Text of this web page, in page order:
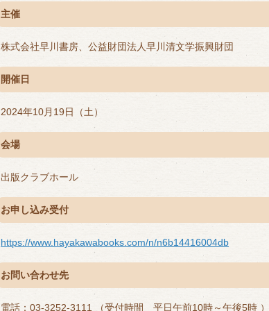
主催
株式会社早川書房、公益財団法人早川清文学振興財団
開催日
2024年10月19日（土）
会場
出版クラブホール
お申し込み受付
https://www.hayakawabooks.com/n/n6b14416004db
お問い合わせ先
電話：03-3252-3111 （受付時間 平日午前10時～午後5時 ）